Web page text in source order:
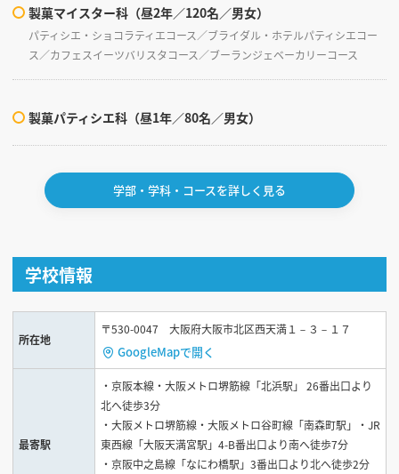
製菓マイスター科（昼2年／120名／男女）
パティシエ・ショコラティエコース／ブライダル・ホテルパティシエコー
ス／カフェスイーツバリスタコース／ブーランジェベーカリーコース
製菓パティシエ科（昼1年／80名／男女）
学部・学科・コースを詳しく見る
学校情報
所在地
〒530-0047 大阪府大阪市北区西天満１－３－１７
GoogleMapで開く
最寄駅
・京阪本線・大阪メトロ堺筋線「北浜駅」 26番出口より
北へ徒歩3分
・大阪メトロ堺筋線・大阪メトロ谷町線「南森町駅」・JR
東西線「大阪天満宮駅」4-B番出口より南へ徒歩7分
・京阪中之島線「なにわ橋駅」3番出口より北へ徒歩2分